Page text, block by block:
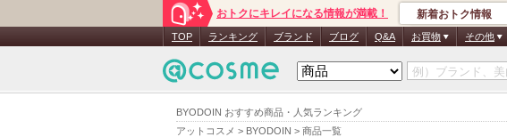
BYODOIN おすすめ商品・人気ランキング
アットコスメ > BYODOIN > 商品一覧
おトクにキレイになる情報が満載！ 新着おトク情報
TOP ランキング ブランド ブログ Q&A お買物 その他